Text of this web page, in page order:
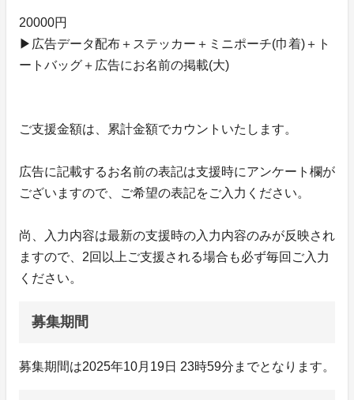
20000円
▶︎広告データ配布＋ステッカー＋ミニポーチ(巾着)＋ト
ートバッグ＋広告にお名前の掲載(大)
ご支援金額は、累計金額でカウントいたします。
広告に記載するお名前の表記は支援時にアンケート欄が
ございますので、ご希望の表記をご入力ください。
尚、入力内容は最新の支援時の入力内容のみが反映され
ますので、2回以上ご支援される場合も必ず毎回ご入力
ください。
募集期間
募集期間は2025年10月19日 23時59分までとなります。